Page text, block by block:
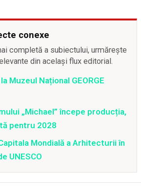
conexe
completă a subiectului, urmărește
din același flux editorial.
Muzeul Național GEORGE
„Michael” începe producția,
pentru 2028
Mondială a Arhitecturii în
UNESCO